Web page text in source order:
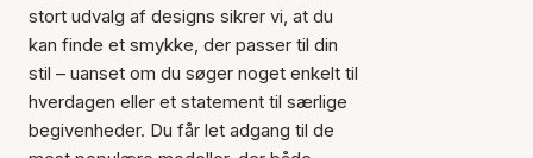
stort udvalg af designs sikrer vi, at du
kan finde et smykke, der passer til din
stil – uanset om du søger noget enkelt til
hverdagen eller et statement til særlige
begivenheder. Du får let adgang til de